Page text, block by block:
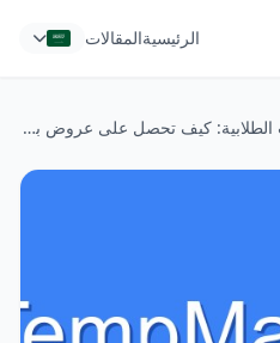
الرئيسيةالمقالات
صيد الخصومات الطلابية: كيف تحصل على عروض ببريد مؤقت بدون إزعاج؟